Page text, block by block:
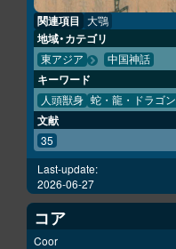
関連項目 大鶚
地域・カテゴリ
東アジア 中国神話
キーワード
人頭獣身 蛇・龍・ドラゴン
文献
35
Last-update:
2026-06-27
コア
Coor